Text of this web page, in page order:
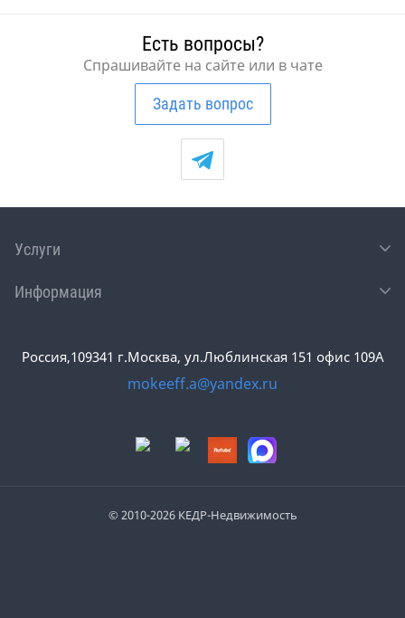
Есть вопросы?
Спрашивайте на сайте или в чате
Задать вопрос
Россия,109341 г.Москва, ул.Люблинская 151 офис 109А
mokeeff.a@yandex.ru
Услуги
Информация
© 2010-2026 КЕДР-Недвижимость